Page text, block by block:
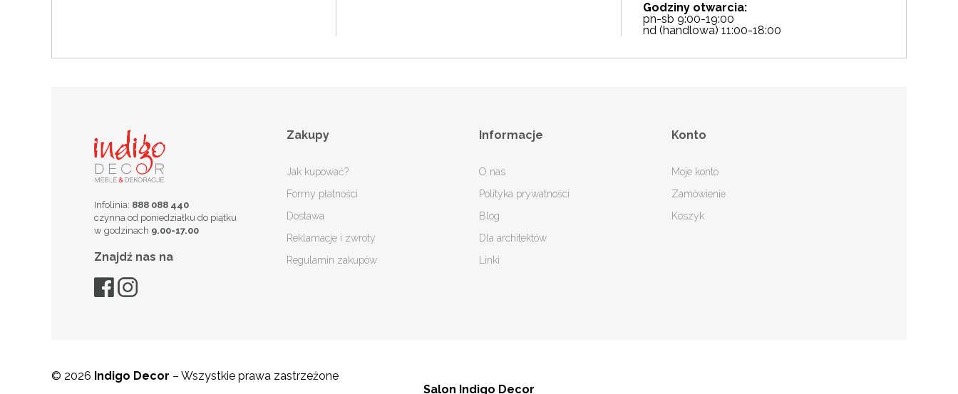
Godziny otwarcia:
pn-sb 9:00-19:00
nd (handlowa) 11:00-18:00
Infolinia: 888 088 440
czynna od poniedziałku do piątku
w godzinach 9.00-17.00
Znajdź nas na
Zakupy
Jak kupować?
Formy płatności
Dostawa
Reklamacje i zwroty
Regulamin zakupów
Informacje
O nas
Polityka prywatności
Blog
Dla architektów
Linki
Konto
Moje konto
Zamówienie
Koszyk
© 2026 Indigo Decor – Wszystkie prawa zastrzeżone
Salon Indigo Decor